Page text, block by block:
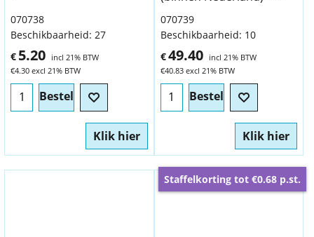
€ 5.20 incl 21% BTW
€4.30 excl 21% BTW
070738
Beschikbaarheid: 27
Bestel
Klik hier
€49.40
incl 21% BTW
€40.83 excl 21% BTW
070739
Beschikbaarheid: 10
Bestel
Klik hier
Staffelkorting tot €0.68 p.st.